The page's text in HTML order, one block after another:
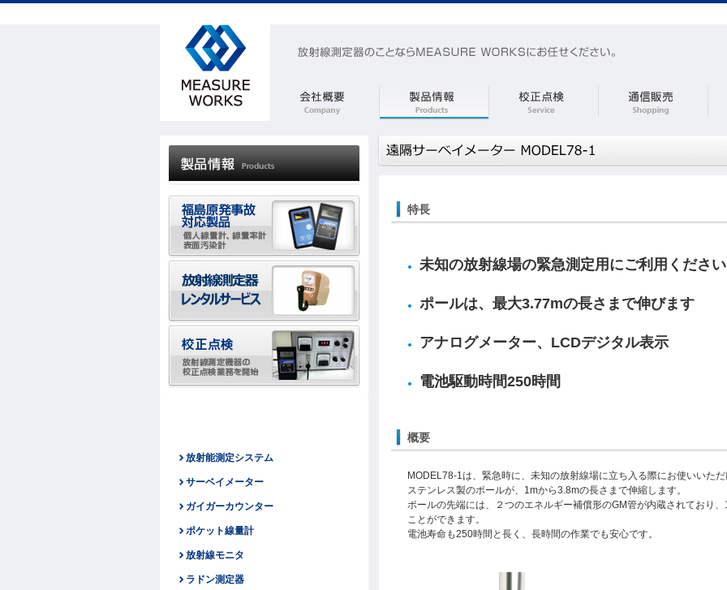
放射能測定システム
サーベイメーター
ガイガーカウンター
ポケット線量計
放射線モニタ
ラドン測定器
特長
未知の放射線場の緊急測定用にご利用ください
ポールは、最大3.77mの長さまで伸びます
アナログメーター、LCDデジタル表示
電池駆動時間250時間
概要
MODEL78-1は、緊急時に、未知の放射線場に立ち入る際にお使いいた
ステンレス製のポールが、1mから3.8mの長さまで伸縮します。
ポールの先端には、２つのエネルギー補償形のGM管が内蔵されており
ことができます。
電池寿命も250時間と長く、長時間の作業でも安心です。